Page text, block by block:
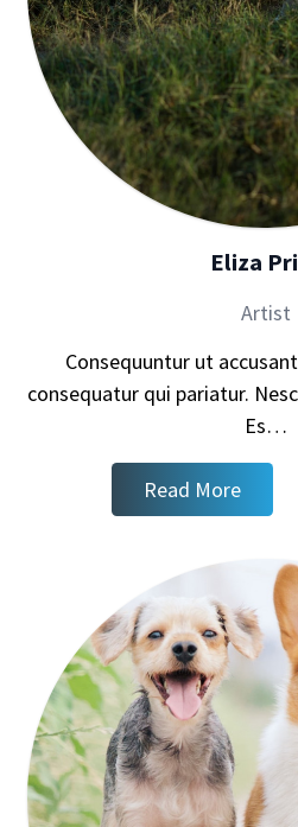
Eliza
Artist
Consequuntur ut
consequatur qui pariatur.
Es…
Read More